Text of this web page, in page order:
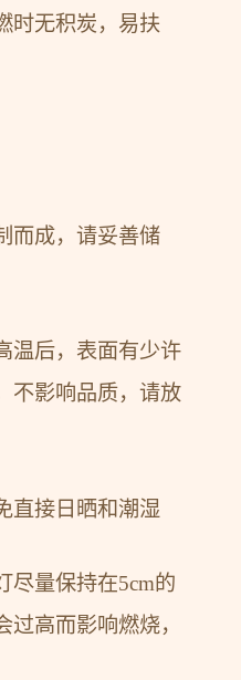
时无积炭，易扶
而成，请妥善储
温后，表面有少许
不影响品质，请放
直接日晒和潮湿
尽量保持在5cm的
高而影响燃烧，